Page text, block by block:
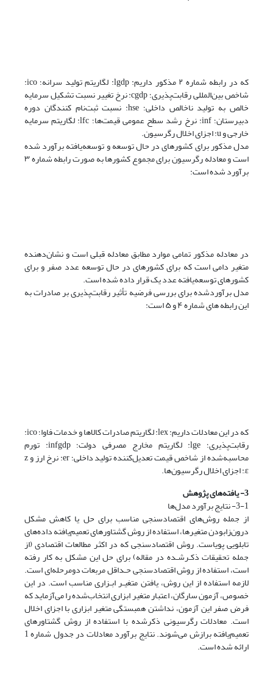
که در رابطه شماره ۲ مذکور داریم: lgdp: لگاریتم تولید سرانه؛ ico:
شاخص بین‌المللی رقابت‌پذیری؛ cgdp‌: نرخ تغییر نسبت تشکیل سرمایه
خالص به تولید ناخالص داخلی؛ hse: نسبت ثبت‌نام کنندگان دوره
دبیرستان؛ inf: نرخ رشد سطح عمومی قیمت‌ها؛ lfc: لگاریتم سرمایه
خارجی و u‌: اجزای اخلال رگرسیون.
مدل مذکور برای کشورهای در حال توسعه و توسعه‌یافته برآورد شده
است و معادله رگرسیون برای مجموع کشورها به صورت رابطه شماره ۳
برآورد شده است:
در معادله مذکور تمامی موارد مطابق معادله قبلی است و نشان‌دهنده
متغیر دامی است که برای کشورهای در حال توسعه عدد صفر و برای
کشورهای توسعه‌یافته عدد یک قرار داده‌ شده است.
مدل برآورد‌شده برای بررسی فرضیه تأثیر رقابت‌پذیری بر صادرات به
این رابطه های شماره ۴ و ۵ است:
که در این معادلات داریم: lex: لگاریتم صادرات کالاها و خدمات فاوا؛ ico:
رقابت‌پذیری؛ lge: لگاریتم مخارج مصرفی دولت؛ infgdp: تورم
محاسبه‌شده از شاخص قیمت تعدیل‌کننده تولید داخلی؛ er: نرخ ارز و z
,ε: اجزای اخلال رگرسیون‌ها.
3- یافته‌های پژوهش
3-1- نتایج برآورد مدل‌ها
از جمله روش‌های اقتصادسنجی مناسب برای حل یا کاهش مشکل
درون‌زا‌بودن متغیرها، استفاده از روش گشتاورهای تعمیم‌یافته داده‌های
تابلویی پویاست. روش اقتصادسنجی که در اکثر مطالعات اقتصادی (از
جمله تحقیقات ذکـر‌شـده در مقاله) برای حل این مشکل به کار رفته
است، استفاده از روش اقتصادسنجی حـداقل مربعات دو‌مرحله‌ای است.
لازمه استفاده از این روش، یافتن متغیـر ابـزاری مناسب است. در این
خصوص، آزمون سارگان، اعتبار متغیر ابزاری انتخاب‌شده را می‌آزماید که
فرض صفر این آزمون، نداشتن همبستگی متغیر ابزاری با اجزای اخلال
است. معادلات رگرسیونی ذکر‌شده با استفاده از روش گشتاورهای
تعمیم‌یافته برازش می‌شوند. نتایج برآورد معادلات در جدول شماره 1
ارائه شده است.